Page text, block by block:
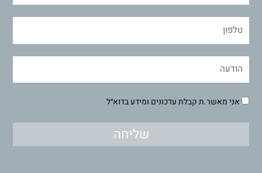
אני מאשר.ת קבלת עדכונים ומידע בדוא״ל
שליחה